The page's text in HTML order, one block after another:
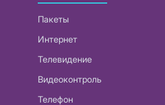
Пакеты
Интернет
Телевидение
Видеоконтроль
Телефон